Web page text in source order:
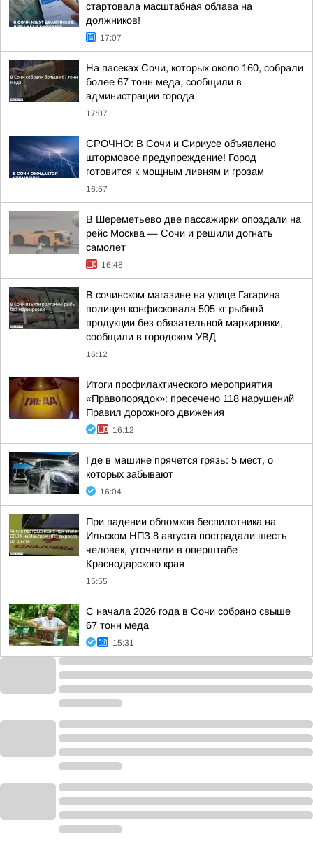
стартовала масштабная облава на
должников!
17:07
На пасеках Сочи, которых около 160, собрали
более 67 тонн меда, сообщили в
администрации города
17:07
СРОЧНО: В Сочи и Сириусе объявлено
штормовое предупреждение! Город
готовится к мощным ливням и грозам
16:57
В Шереметьево две пассажирки опоздали на
рейс Москва — Сочи и решили догнать
самолет
16:48
В сочинском магазине на улице Гагарина
полиция конфисковала 505 кг рыбной
продукции без обязательной маркировки,
сообщили в городском УВД
16:12
Итоги профилактического мероприятия
«Правопорядок»: пресечено 118 нарушений
Правил дорожного движения
16:12
Где в машине прячется грязь: 5 мест, о
которых забывают
16:04
При падении обломков беспилотника на
Ильском НПЗ 8 августа пострадали шесть
человек, уточнили в оперштабе
Краснодарского края
15:55
С начала 2026 года в Сочи собрано свыше
67 тонн меда
15:31